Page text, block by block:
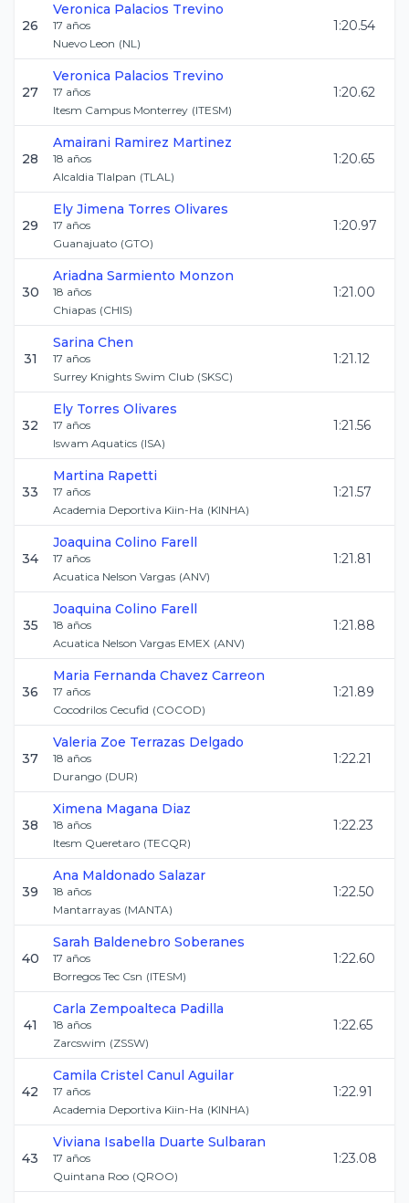
26
Veronica Palacios Trevino
17 años
Nuevo Leon (NL)
1:20.54
27
Veronica Palacios Trevino
17 años
Itesm Campus Monterrey (ITESM)
1:20.62
28
Amairani Ramirez Martinez
18 años
Alcaldia Tlalpan (TLAL)
1:20.65
29
Ely Jimena Torres Olivares
17 años
Guanajuato (GTO)
1:20.97
30
Ariadna Sarmiento Monzon
18 años
Chiapas (CHIS)
1:21.00
31
Sarina Chen
17 años
Surrey Knights Swim Club (SKSC)
1:21.12
32
Ely Torres Olivares
17 años
Iswam Aquatics (ISA)
1:21.56
33
Martina Rapetti
17 años
Academia Deportiva Kiin-Ha (KINHA)
1:21.57
34
Joaquina Colino Farell
17 años
Acuatica Nelson Vargas (ANV)
1:21.81
35
Joaquina Colino Farell
18 años
Acuatica Nelson Vargas EMEX (ANV)
1:21.88
36
Maria Fernanda Chavez Carreon
17 años
Cocodrilos Cecufid (COCOD)
1:21.89
37
Valeria Zoe Terrazas Delgado
18 años
Durango (DUR)
1:22.21
38
Ximena Magana Diaz
18 años
Itesm Queretaro (TECQR)
1:22.23
39
Ana Maldonado Salazar
18 años
Mantarrayas (MANTA)
1:22.50
40
Sarah Baldenebro Soberanes
17 años
Borregos Tec Csn (ITESM)
1:22.60
41
Carla Zempoalteca Padilla
18 años
Zarcswim (ZSSW)
1:22.65
42
Camila Cristel Canul Aguilar
17 años
Academia Deportiva Kiin-Ha (KINHA)
1:22.91
43
Viviana Isabella Duarte Sulbaran
17 años
Quintana Roo (QROO)
1:23.08